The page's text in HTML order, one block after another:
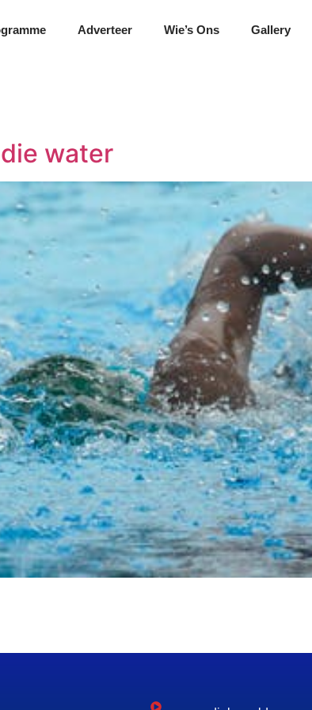
Adverteer Wie’s Ons Gallery
water